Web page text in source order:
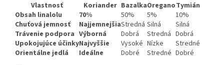
Vlastnosť Koriander BazalkaOreganoTymián
Obsah linalolu
70% 50% 5%
10%
Chuťová jemnosť
NajjemnejšiaStredná Silná
Silná
Trávenie podpora Výborná Dobrá Stredná Dobrá
Upokojujúce účinkyNajvyššie Vysoké Nízke
Stredné
Orientálne jedlá
Ideálne Dobré Stredné Dobré